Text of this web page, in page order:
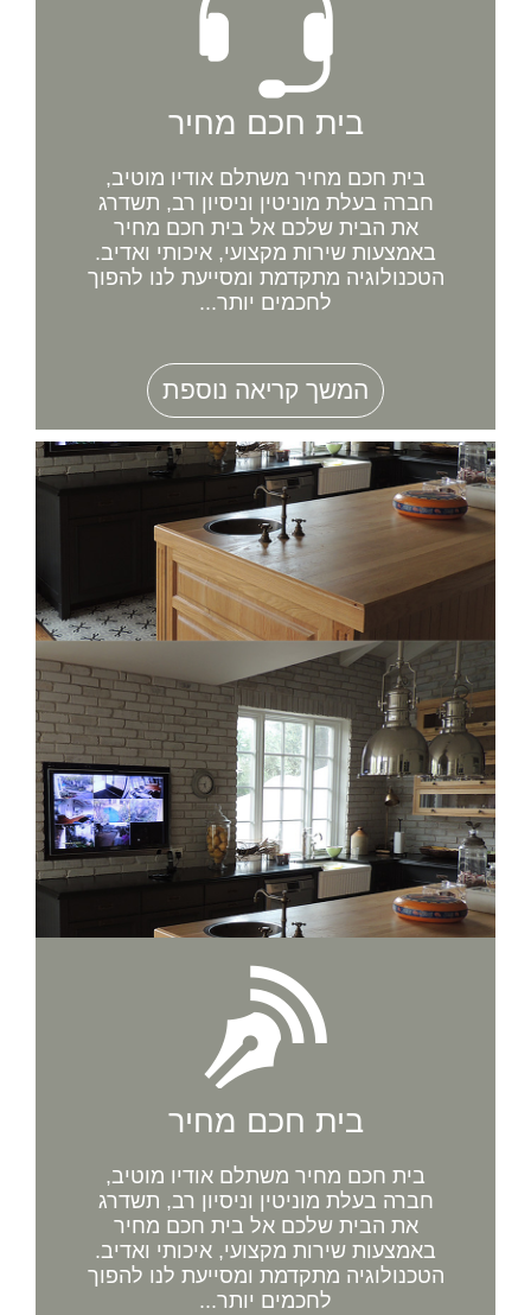
בית חכם מחיר
בית חכם מחיר משתלם אודיו מוטיב,
חברה בעלת מוניטין וניסיון רב, תשדרג
את הבית שלכם אל בית חכם מחיר
באמצעות שירות מקצועי, איכותי ואדיב.
הטכנולוגיה מתקדמת ומסייעת לנו להפוך
לחכמים יותר...
המשך קריאה נוספת
בית חכם מחיר
בית חכם מחיר משתלם אודיו מוטיב,
חברה בעלת מוניטין וניסיון רב, תשדרג
את הבית שלכם אל בית חכם מחיר
באמצעות שירות מקצועי, איכותי ואדיב.
הטכנולוגיה מתקדמת ומסייעת לנו להפוך
לחכמים יותר...